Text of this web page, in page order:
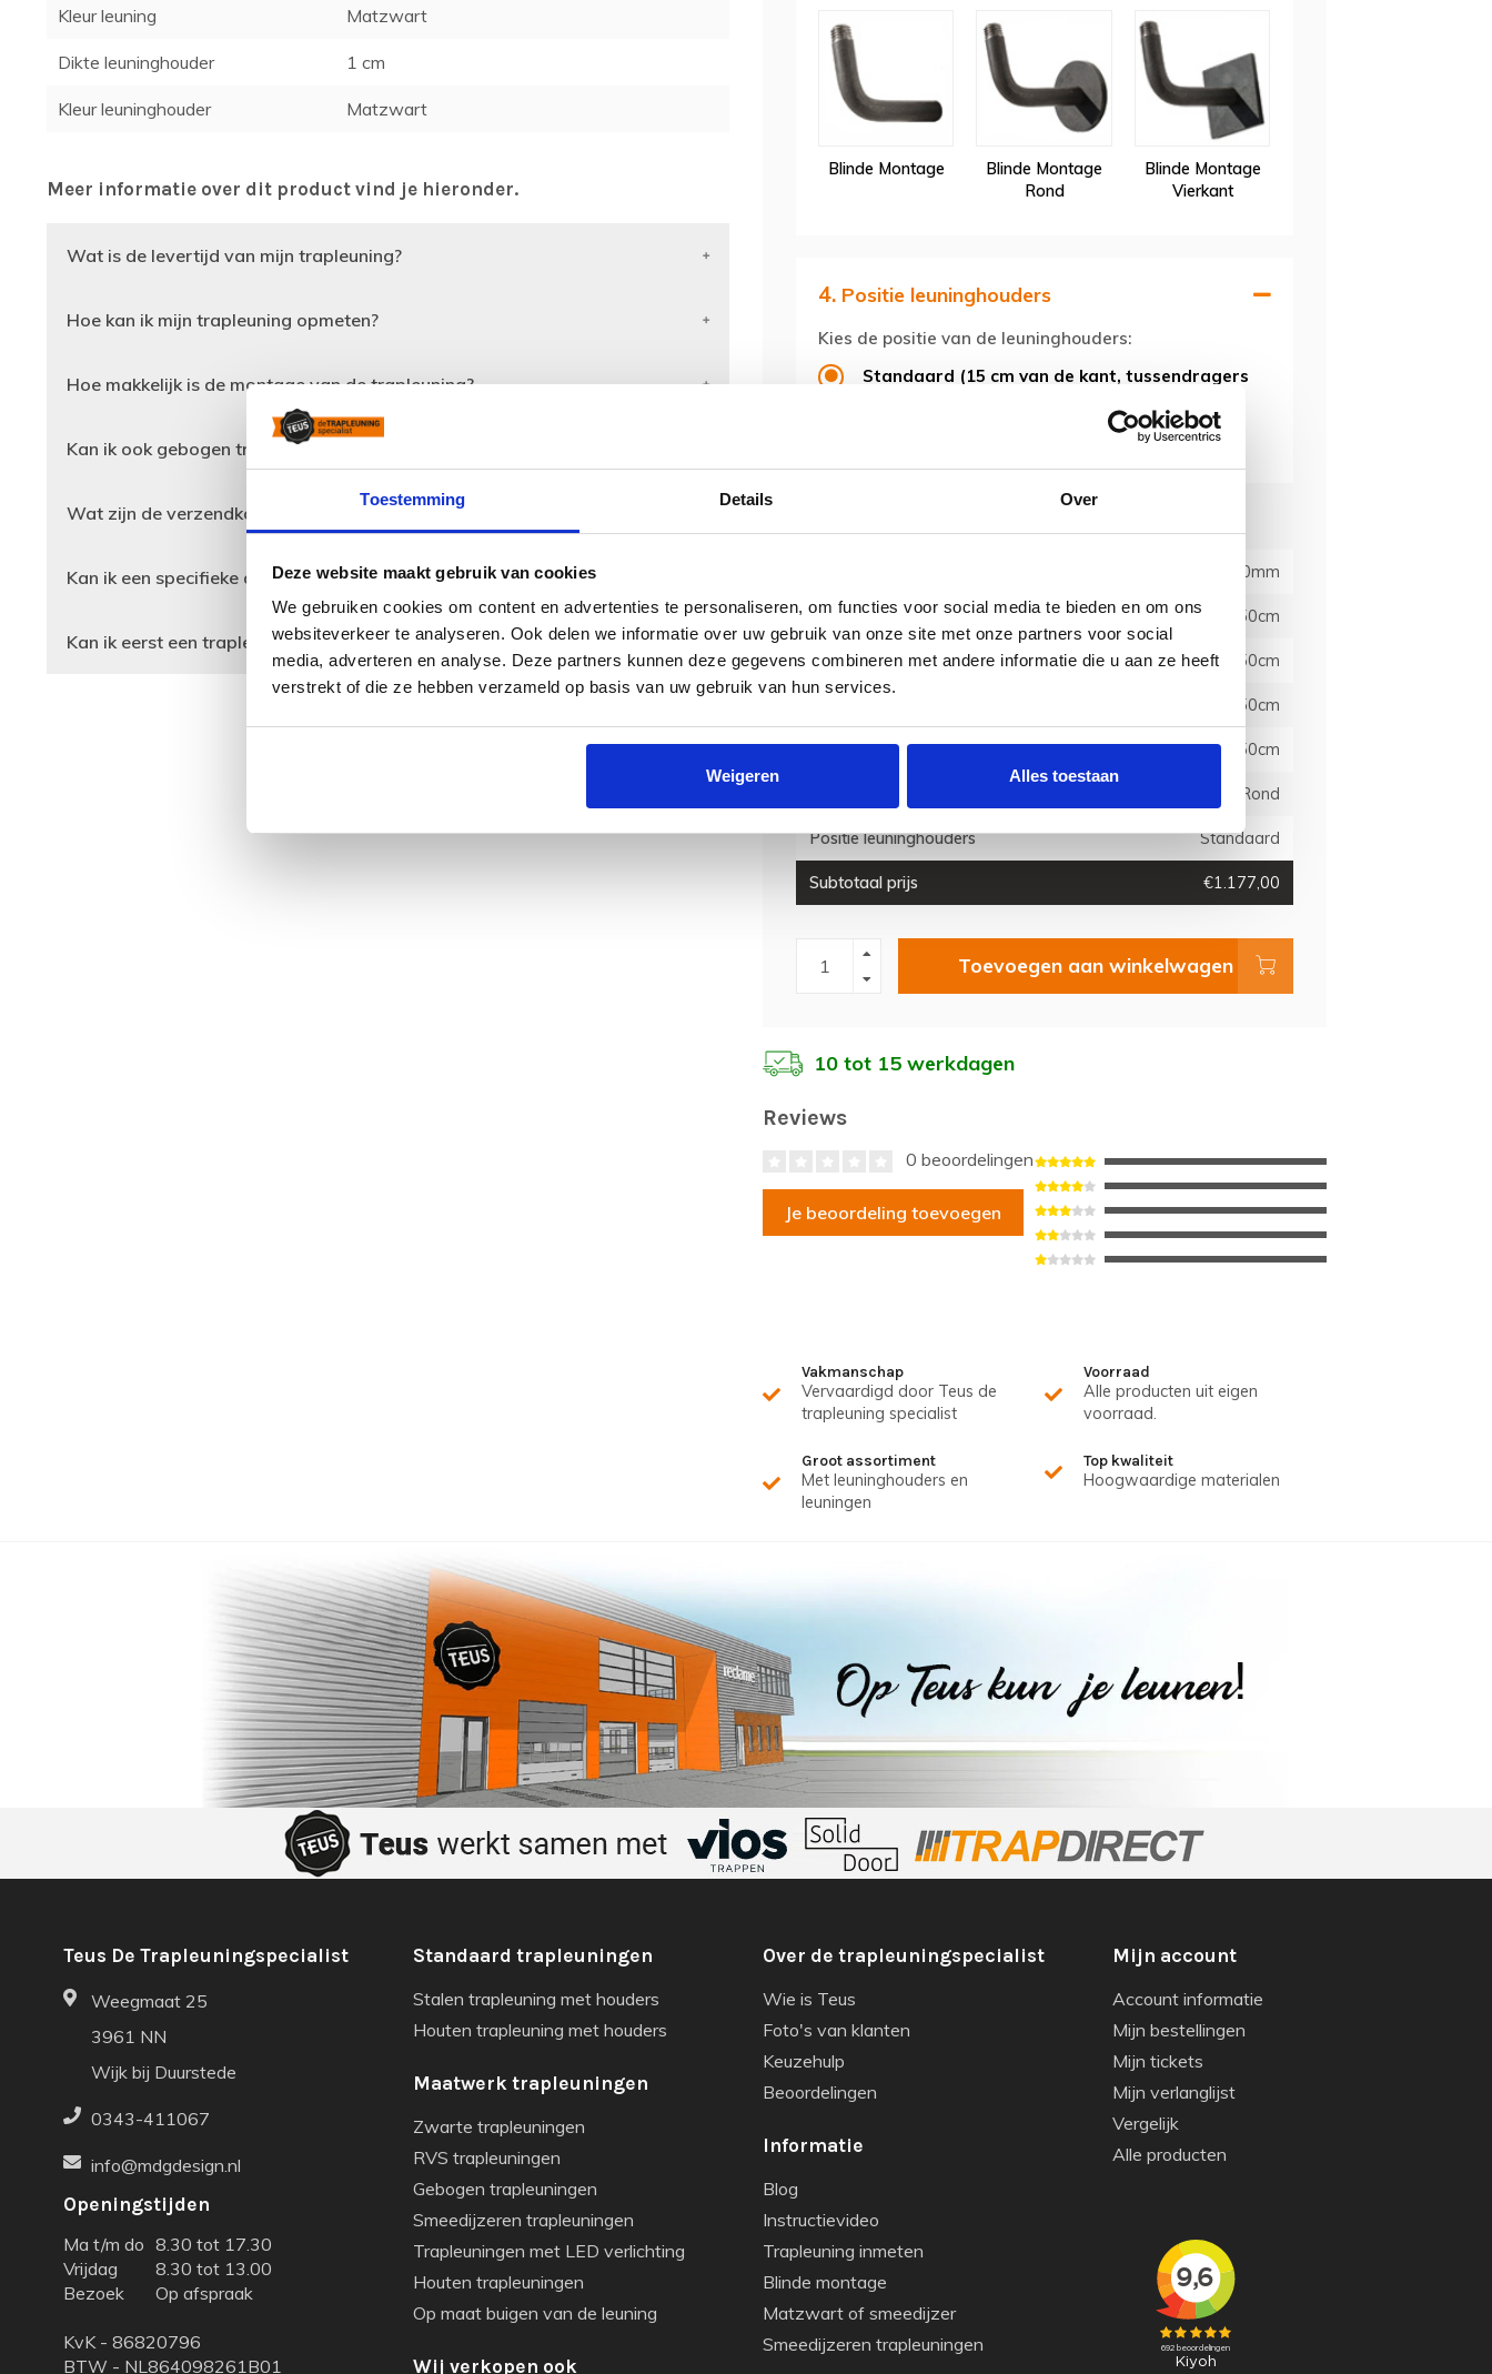
Toestemming Details Over
Deze website maakt gebruik van cookies
We gebruiken cookies om content en advertenties te personaliseren, om functies voor social media te bieden en om ons
websiteverkeer te analyseren. Ook delen we informatie over uw gebruik van onze site met onze partners voor social
media, adverteren en analyse. Deze partners kunnen deze gegevens combineren met andere informatie die u aan ze heeft
verstrekt of die ze hebben verzameld op basis van uw gebruik van hun services.
Weigeren Alles toestaan
Kleur leuning Matzwart
Dikte leuninghouder 1 cm
Kleur leuninghouder Matzwart
Meer informatie over dit product vind je hieronder.
Wat is de levertijd van mijn trapleuning?
Hoe kan ik mijn trapleuning opmeten?
Hoe makkelijk is de montage van de trapleuning?
Kan ik ook gebogen trapleuningen bestellen?
Wat zijn de verzendkosten van een trapleuning?
Kan ik een specifieke aanpassing doorgeven?
Kan ik eerst een trapleuning zien voor ik bestel?
Blinde Montage
Blinde Montage
Rond
Blinde Montage
Vierkant
4. Positie leuninghouders
Kies de positie van de leuninghouders:
Standaard (15 cm van de kant, tussendragers
20x20mm
Leuning 1 lengte 50cm
Leuning 2 lengte 50cm
50cm
Leuning 4 lengte 50cm
Schroefmontage Rond
Positie leuninghouders Standaard
Subtotaal prijs €1.177,00
Toevoegen aan winkelwagen
10 tot 15 werkdagen
Reviews
0 beoordelingen
Je beoordeling toevoegen
Vakmanschap
Vervaardigd door Teus de
trapleuning specialist
Voorraad
Alle producten uit eigen
voorraad.
Groot assortiment
Met leuninghouders en
leuningen
Top kwaliteit
Hoogwaardige materialen
Teus De Trapleuningspecialist
Weegmaat 25
3961 NN
Wijk bij Duurstede
0343-411067
info@mdgdesign.nl
Openingstijden
Ma t/m do 8.30 tot 17.30
Vrijdag
8.30 tot 13.00
Bezoek
Op afspraak
KvK - 86820796
BTW - NL864098261B01
Standaard trapleuningen
Stalen trapleuning met houders
Houten trapleuning met houders
Maatwerk trapleuningen
Zwarte trapleuningen
RVS trapleuningen
Gebogen trapleuningen
Smeedijzeren trapleuningen
Trapleuningen met LED verlichting
Houten trapleuningen
Op maat buigen van de leuning
Wij verkopen ook
Over de trapleuningspecialist
Wie is Teus
Foto's van klanten
Keuzehulp
Beoordelingen
Informatie
Blog
Instructievideo
Trapleuning inmeten
Blinde montage
Matzwart of smeedijzer
Smeedijzeren trapleuningen
Mijn account
Account informatie
Mijn bestellingen
Mijn tickets
Mijn verlanglijst
Vergelijk
Alle producten